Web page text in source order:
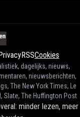
PrivacyRSSCookies
dagelijks, nieuws,
nieuwsberichten,
The New York Times, Le
Slate, The Huffington Post
minder lezen, meer